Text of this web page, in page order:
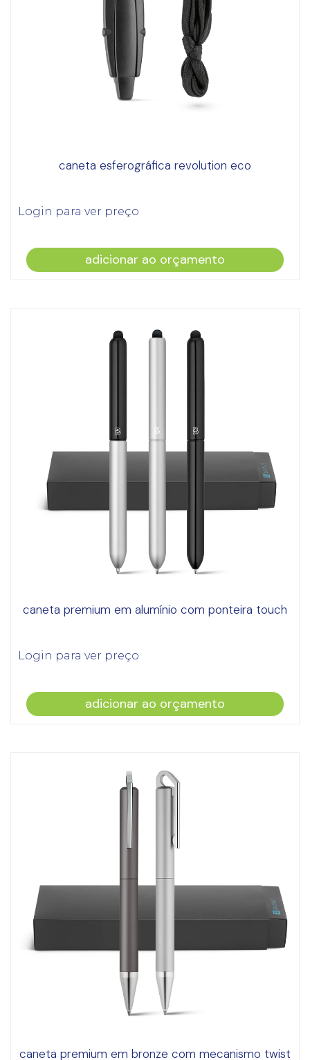
caneta esferográfica revolution eco
Login para ver preço
adicionar ao orçamento
caneta premium em alumínio com ponteira touch
Login para ver preço
adicionar ao orçamento
caneta premium em bronze com mecanismo twist